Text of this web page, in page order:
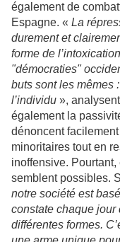
également de
Espagne. « La
durement et
forme de
"démocraties"
buts sont les mêmes
l’individu »,
également la
dénoncent
minoritaires tout en
inoffensive. Pourtant,
semblent possibles.
notre société est
constate chaque jour
différentes formes.